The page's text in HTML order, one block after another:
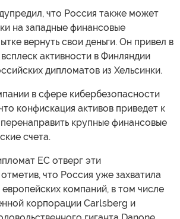
что Россия также может
на западные финансовые
вернуть свои деньги. Он привел в
активности в Финляндии
дипломатов из Хельсинки.
в сфере кибербезопасности
конфискация активов приведет к
крупные финансовые
счета.
ЕС отверг эти
что Россия уже захватила
компаний, в том числе
корпорации Carlsberg и